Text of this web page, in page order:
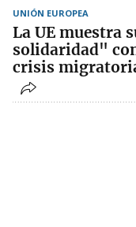
UNIÓN EUROPEA
La UE muestra
solidaridad"
crisis